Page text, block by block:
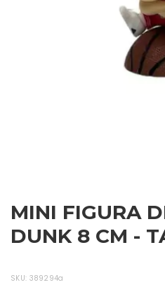
MINI FIGURA
DUNK 8 CM -
SKU: 389294a